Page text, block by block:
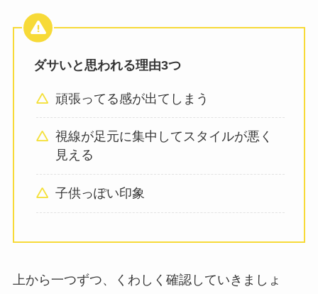
ダサいと思われる理由3つ
頑張ってる感が出てしまう
視線が足元に集中してスタイルが悪く
見える
子供っぽい印象
上から一つずつ、くわしく確認していきましょ